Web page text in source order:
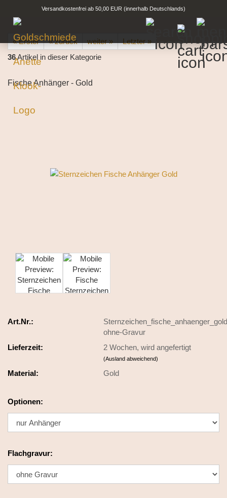
Versandkostenfrei ab 50,00 EUR (innerhalb Deutschlands)
« Erster « zurück weiter »
Letzter »
36Artikel in dieser Kategorie
Fische Anhänger - Gold
Art.Nr.:
ohne-Gravur
Lieferzeit:
2 Wochen, wird angefertigt
(Ausland abweichend)
Material: Gold
Optionen:
Flachgravur: